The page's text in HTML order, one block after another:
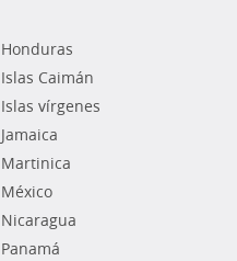
Honduras
Islas Caimán
Islas vírgenes
Jamaica
Martinica
México
Nicaragua
Panamá